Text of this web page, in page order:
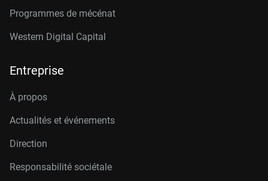
Programmes de mécénat
Western Digital Capital
Entreprise
À propos
Actualités et événements
Direction
Responsabilité sociétale